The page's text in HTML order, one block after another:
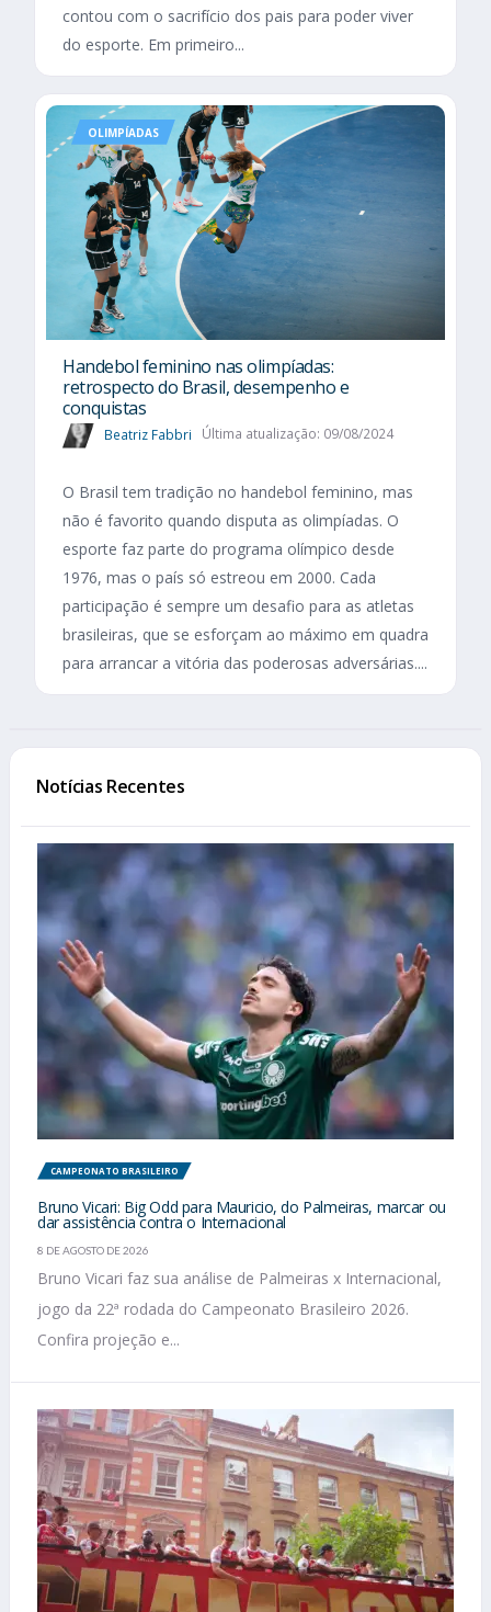
contou com o sacrifício dos pais para poder viver
do esporte. Em primeiro...
OLIMPÍADAS
Handebol feminino nas olimpíadas:
retrospecto do Brasil, desempenho e
conquistas
Beatriz Fabbri Última atualização: 09/08/2024
O Brasil tem tradição no handebol feminino, mas
não é favorito quando disputa as olimpíadas. O
esporte faz parte do programa olímpico desde
1976, mas o país só estreou em 2000. Cada
participação é sempre um desafio para as atletas
brasileiras, que se esforçam ao máximo em quadra
para arrancar a vitória das poderosas adversárias....
Notícias Recentes
CAMPEONATO BRASILEIRO
Bruno Vicari: Big Odd para Mauricio, do Palmeiras, marcar ou
dar assistência contra o Internacional
8 DE AGOSTO DE 2026
Bruno Vicari faz sua análise de Palmeiras x Internacional,
jogo da 22ª rodada do Campeonato Brasileiro 2026.
Confira projeção e...